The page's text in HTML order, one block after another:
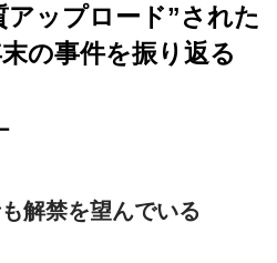
アップロード”された
の事件を振り返る
解禁を望んでいる